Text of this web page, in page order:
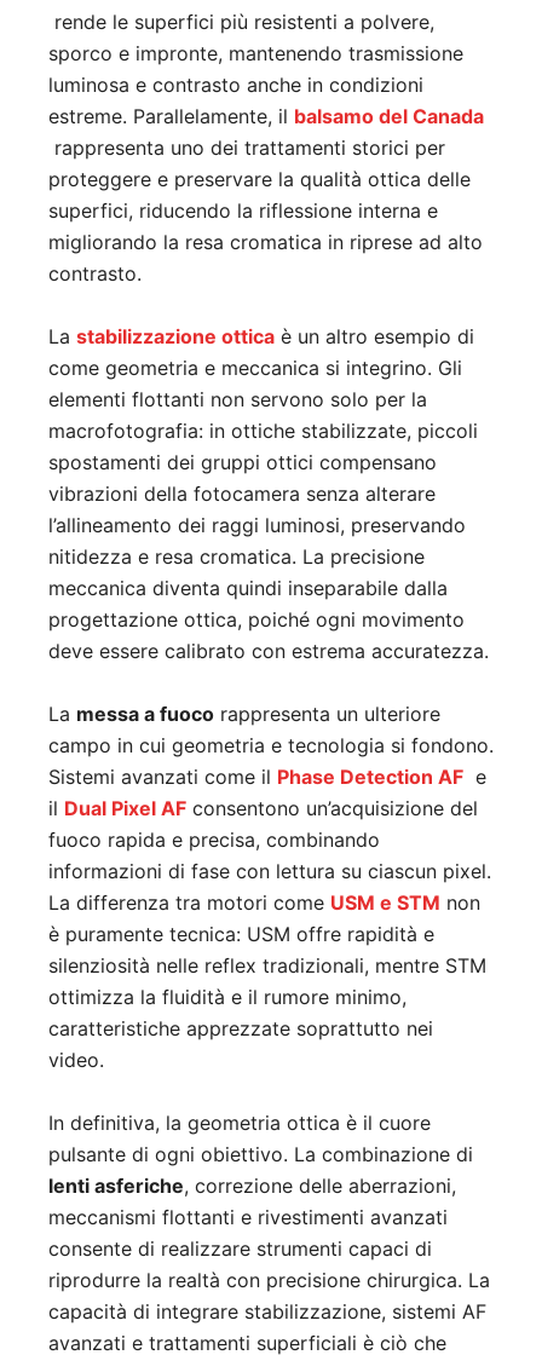
rende le superfici più resistenti a polvere,
sporco e impronte, mantenendo trasmissione
luminosa e contrasto anche in condizioni
estreme. Parallelamente, il balsamo del Canada
rappresenta uno dei trattamenti storici per
proteggere e preservare la qualità ottica delle
superfici, riducendo la riflessione interna e
migliorando la resa cromatica in riprese ad alto
contrasto.
La stabilizzazione ottica è un altro esempio di
come geometria e meccanica si integrino. Gli
elementi flottanti non servono solo per la
macrofotografia: in ottiche stabilizzate, piccoli
spostamenti dei gruppi ottici compensano
vibrazioni della fotocamera senza alterare
l’allineamento dei raggi luminosi, preservando
nitidezza e resa cromatica. La precisione
meccanica diventa quindi inseparabile dalla
progettazione ottica, poiché ogni movimento
deve essere calibrato con estrema accuratezza.
La messa a fuoco rappresenta un ulteriore
campo in cui geometria e tecnologia si fondono.
Sistemi avanzati come il Phase Detection AF e
il Dual Pixel AF consentono un’acquisizione del
fuoco rapida e precisa, combinando
informazioni di fase con lettura su ciascun pixel.
La differenza tra motori come USM e STM non
è puramente tecnica: USM offre rapidità e
silenziosità nelle reflex tradizionali, mentre STM
ottimizza la fluidità e il rumore minimo,
caratteristiche apprezzate soprattutto nei
video.
In definitiva, la geometria ottica è il cuore
pulsante di ogni obiettivo. La combinazione di
lenti asferiche, correzione delle aberrazioni,
meccanismi flottanti e rivestimenti avanzati
consente di realizzare strumenti capaci di
riprodurre la realtà con precisione chirurgica. La
capacità di integrare stabilizzazione, sistemi AF
avanzati e trattamenti superficiali è ciò che